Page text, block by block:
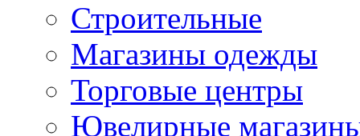
Строительные
Магазины одежды
Торговые центры
Ювелирные